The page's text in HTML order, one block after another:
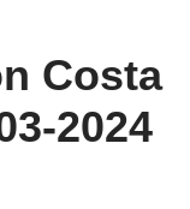
Costa
2024